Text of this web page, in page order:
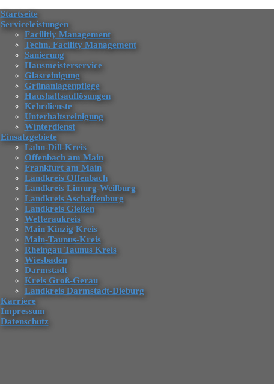
Startseite
Serviceleistungen
Facilitiy Management
Techn. Facility Management
Sanierung
Hausmeisterservice
Glasreinigung
Grünanlagenpflege
Haushaltsauflösungen
Kehrdienste
Unterhaltsreinigung
Winterdienst
Einsatzgebiete
Lahn-Dill-Kreis
Offenbach am Main
Frankfurt am Main
Landkreis Offenbach
Landkreis Limurg-Weilburg
Landkreis Aschaffenburg
Landkreis Gießen
Wetteraukreis
Main Kinzig Kreis
Main-Taunus-Kreis
Rheingau Taunus Kreis
Wiesbaden
Darmstadt
Kreis Groß-Gerau
Landkreis Darmstadt-Dieburg
Karriere
Impressum
Datenschutz